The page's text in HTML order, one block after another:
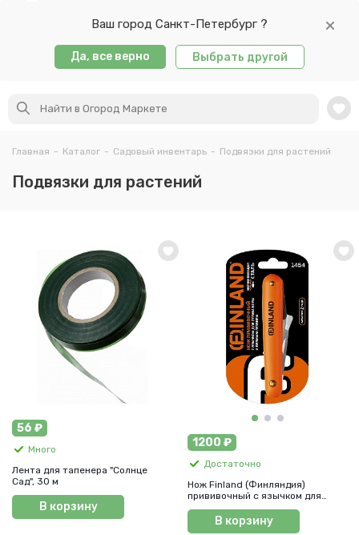
Ваш город Санкт-Петербург ?
Да, все верно Выбрать другой
Главная - Каталог - Садовый инвентарь - Подвязки для растений
Подвязки для растений
56 ₽
Много
Лента для тапенера "Солнце
Сад", 30 м
В корзину
1200 ₽
Достаточно
Нож Finland (Финляндия)
прививочный с язычком для
отгиба коры, арт. 1454
В корзину